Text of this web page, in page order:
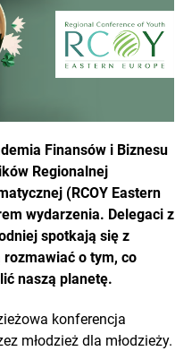
Finansów i Biznesu
Regionalnej
(RCOY Eastern
wydarzenia. Delegaci z
spotkają się z
o tym, co
naszą planetę.
konferencja
młodzież dla młodzieży.